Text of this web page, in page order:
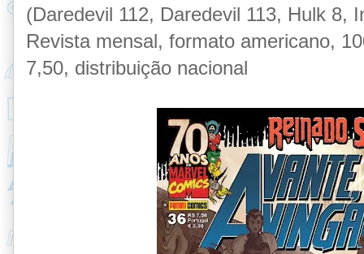
(Daredevil 112, Daredevil 113, Hulk 8,
Revista mensal, formato americano,
7,50, distribuição nacional